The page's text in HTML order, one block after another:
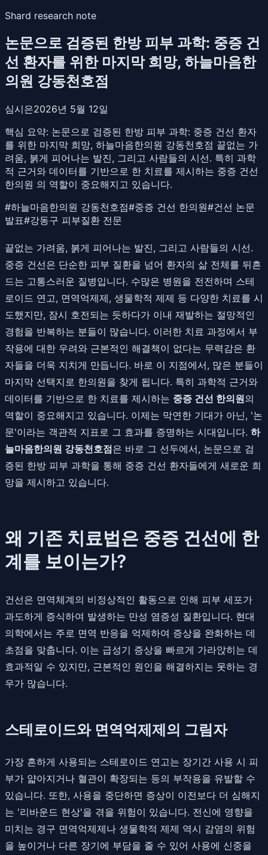
Shard research note
논문으로 검증된 한방 피부 과학: 중증 건
선 환자를 위한 마지막 희망, 하늘마음한
의원 강동천호점
심시은2026년 5월 12일
핵심 요약: 논문으로 검증된 한방 피부 과학: 중증 건선 환자
를 위한 마지막 희망, 하늘마음한의원 강동천호점 끝없는 가
려움, 붉게 피어나는 발진, 그리고 사람들의 시선. 특히 과학
적 근거와 데이터를 기반으로 한 치료를 제시하는 중증 건선
한의원 의 역할이 중요해지고 있습니다.
#하늘마음한의원 강동천호점#중증 건선 한의원#건선 논문
발표#강동구 피부질환 전문
끝없는 가려움, 붉게 피어나는 발진, 그리고 사람들의 시선.
중증 건선은 단순한 피부 질환을 넘어 환자의 삶 전체를 뒤흔
드는 고통스러운 질병입니다. 수많은 병원을 전전하며 스테
로이드 연고, 면역억제제, 생물학적 제제 등 다양한 치료를 시
도했지만, 잠시 호전되는 듯하다가 이내 재발하는 절망적인
경험을 반복하는 분들이 많습니다. 이러한 치료 과정에서 부
작용에 대한 우려와 근본적인 해결책이 없다는 무력감은 환
자들을 더욱 지치게 만듭니다. 바로 이 지점에서, 많은 분들이
마지막 선택지로 한의원을 찾게 됩니다. 특히 과학적 근거와
데이터를 기반으로 한 치료를 제시하는 중증 건선 한의원의
역할이 중요해지고 있습니다. 이제는 막연한 기대가 아닌, '논
문'이라는 객관적 지표로 그 효과를 증명하는 시대입니다. 하
늘마음한의원 강동천호점은 바로 그 선두에서, 논문으로 검
증된 한방 피부 과학을 통해 중증 건선 환자들에게 새로운 희
망을 제시하고 있습니다.
왜 기존 치료법은 중증 건선에 한
계를 보이는가?
건선은 면역체계의 비정상적인 활동으로 인해 피부 세포가
과도하게 증식하여 발생하는 만성 염증성 질환입니다. 현대
의학에서는 주로 면역 반응을 억제하여 증상을 완화하는 데
초점을 맞춥니다. 이는 급성기 증상을 빠르게 가라앉히는 데
효과적일 수 있지만, 근본적인 원인을 해결하지는 못하는 경
우가 많습니다.
스테로이드와 면역억제제의 그림자
가장 흔하게 사용되는 스테로이드 연고는 장기간 사용 시 피
부가 얇아지거나 혈관이 확장되는 등의 부작용을 유발할 수
있습니다. 또한, 사용을 중단하면 증상이 이전보다 더 심해지
는 '리바운드 현상'을 겪을 위험이 있습니다. 전신에 영향을
미치는 경구 면역억제제나 생물학적 제제 역시 감염의 위험
을 높이거나 다른 장기에 부담을 줄 수 있어 사용에 신중을